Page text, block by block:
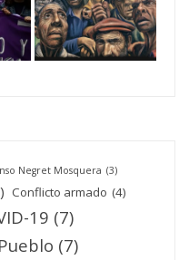
Negret Mosquera (3)
Conflicto armado (4)
19 (7)
(7)